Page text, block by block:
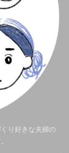
り好きな夫婦の